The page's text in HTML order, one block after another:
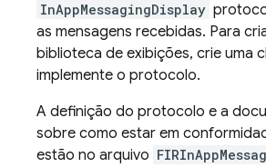
InAppMessagingDisplay
as mensagens recebidas. Para
biblioteca de exibições, crie uma
implemente o protocolo.
A definição do protocolo e a
sobre como estar em
estão no arquivo